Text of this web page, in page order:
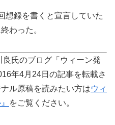
想録を書くと宣言していた
わった。
氏のブログ「ウィーン発
年4月24日の記事を転載さ
ル原稿を読みたい方はウィ
をご覧ください。